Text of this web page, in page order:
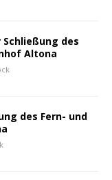
des
Altona
des Fern- und